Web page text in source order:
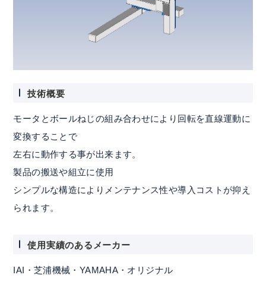
技術概要
モータとボールねじの組み合わせにより回転を直線運動に
変換することで
左右に動作する事が出来ます。
製品の搬送や組立に使用
シンプルな構造によりメンテナンス性や導入コストが抑え
られます。
使用実績のあるメーカー
IAI・芝浦機械・YAMAHA・オリジナル